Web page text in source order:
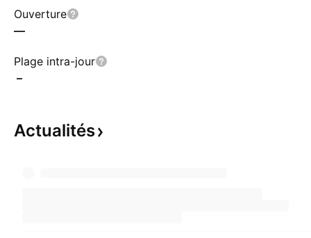
Ouverture
—
Plage intra-jour
–
Actualités